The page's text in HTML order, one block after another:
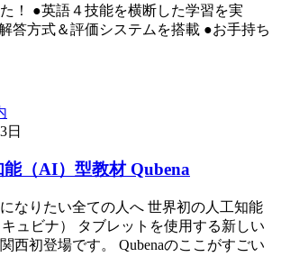
！ ●英語４技能を横断した学習を実
式＆評価システムを搭載 ●お手持ち
日
（AI）型教材 Qubena
なりたい全ての人へ 世界初の人工知能
キュビナ） タブレットを使用する新しい
西初登場です。 Qubenaのここがすごい